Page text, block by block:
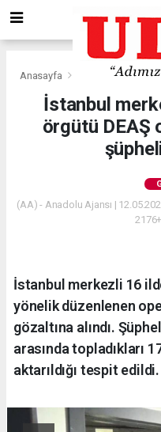
Anasayfa Gündem
İstanbul
örgütü DEAŞ
(AA) - Anadolu Ajansı |
İstanbul merkezli 16
yönelik düzenlenen
gözaltına alındı.
arasında topladıkları
aktarıldığı tespit edildi.